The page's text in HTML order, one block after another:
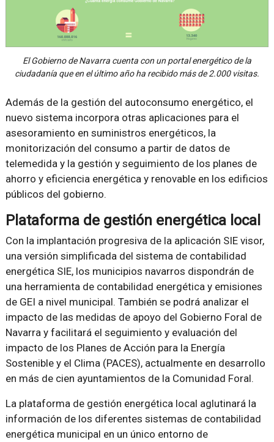
El Gobierno de Navarra cuenta con un portal energético de la
ciudadanía que en el último año ha recibido más de 2.000 visitas.
Además de la gestión del autoconsumo energético, el
nuevo sistema incorpora otras aplicaciones para el
asesoramiento en suministros energéticos, la
monitorización del consumo a partir de datos de
telemedida y la gestión y seguimiento de los planes de
ahorro y eficiencia energética y renovable en los edificios
públicos del gobierno.
Plataforma de gestión energética local
Con la implantación progresiva de la aplicación SIE visor,
una versión simplificada del sistema de contabilidad
energética SIE, los municipios navarros dispondrán de
una herramienta de contabilidad energética y emisiones
de GEI a nivel municipal. También se podrá analizar el
impacto de las medidas de apoyo del Gobierno Foral de
Navarra y facilitará el seguimiento y evaluación del
impacto de los Planes de Acción para la Energía
Sostenible y el Clima (PACES), actualmente en desarrollo
en más de cien ayuntamientos de la Comunidad Foral.
La plataforma de gestión energética local aglutinará la
información de los diferentes sistemas de contabilidad
energética municipal en un único entorno de